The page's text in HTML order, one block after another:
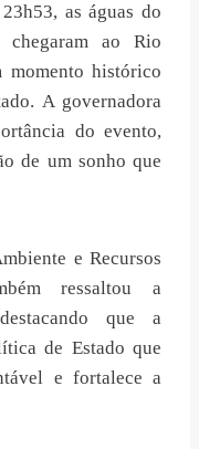
as águas do
chegaram ao Rio
momento histórico
A governadora
do evento,
de um sonho que
e Recursos
ressaltou a
que a
de Estado que
e fortalece a